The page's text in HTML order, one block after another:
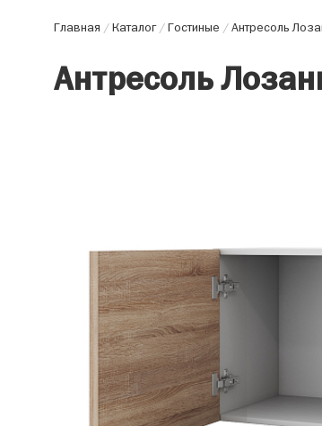
Главная /Каталог/Гостиные /Антресоль
Антресоль